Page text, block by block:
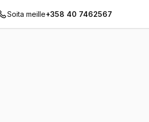
Soita meille+358 40 7462567